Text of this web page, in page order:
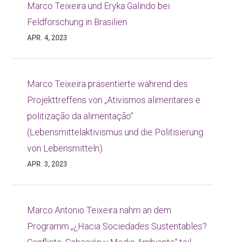
Marco Teixeira und Eryka Galindo bei
Feldforschung in Brasilien
APR. 4, 2023
Marco Teixeira präsentierte während des
Projekttreffens von „Ativismos alimentares e
politização da alimentação“
(Lebensmittelaktivismus und die Politisierung
von Lebensmitteln)
APR. 3, 2023
Marco Antonio Teixeira nahm an dem
Programm „¿Hacia Sociedades Sustentables?